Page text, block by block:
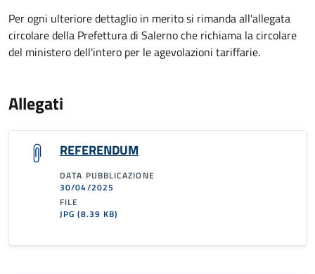
Per ogni ulteriore dettaglio in merito si rimanda all'allegata
circolare della Prefettura di Salerno che richiama la circolare
del ministero dell'intero per le agevolazioni tariffarie.
Allegati
REFERENDUM
DATA PUBBLICAZIONE
30/04/2025
FILE
JPG(8.39 KB)